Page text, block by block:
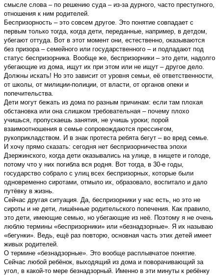
смысле слова – по решению суда – из-за дурного, часто преступного,
отношения к ним родителей.
Беспризорность – это совсем другое. Это понятие совпадает с
первым только тогда, когда дети, переданные, например, в детдом,
убегают оттуда. Вот в этот момент они, естественно, оказываются
без призора – семейного или государственного – и подпадают под
статус беспризорника. Вообще же, беспризорники – это дети, надолго
убегающие из дома, ищут их при этом или не ищут – другое дело.
Должны искать! Но это зависит от уровня семьи, её ответственности,
от школы, от милиции-полиции, от власти, от органов опеки и
попечительства.
Дети могут бежать из дома по разным причинам: если там плохая
обстановка или она слишком требовательная – почему плохо
учишься, пропускаешь занятия, не учишь уроки; порой
взаимоотношения в семье сопровождаются прессингом,
рукоприкладством. И в знак протеста ребята бегут – во вред семье.
И хочу прямо сказать: сегодня нет беспризорничества эпохи
Дзержинского, когда дети оказывались на улице, в нищете и голоде,
потому что у них погибла вся родня. Вот тогда, в 30-е годы,
государство собрало с улиц всех беспризорных, которые были
одновременно сиротами, отмыло их, образовало, воспитало и дало
путёвку в жизнь.
Сейчас другая ситуация. Да, беспризорники у нас есть, но это не
сироты и не дети, лишённые родительского попечения. Как правило,
это дети, имеющие семью, но убегающие из неё. Поэтому я не очень
люблю термины «беспризорники» или «безнадзорные». Я их называю
«бегунки». Ведь, ещё раз повторю, основная часть этих детей имеет
живых родителей.
О термине «безнадзорные». Это вообще расплывчатое понятие.
Сейчас любой ребёнок, выходящий из дома и поворачивающий за
угол, в какой-то мере безнадзорный. Именно в эти минуты к ребёнку